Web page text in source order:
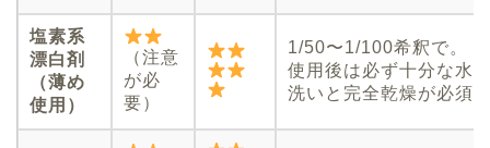
塩素系
漂白剤
（薄め
使用）
（注意
が必
要）
1/50〜1/100希釈で。
使用後は必ず十分な水
洗いと完全乾燥が必須